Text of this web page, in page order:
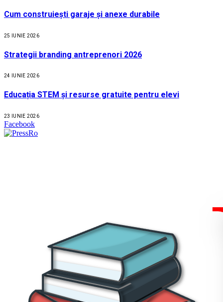
Cum construiești garaje și anexe durabile
25 IUNIE 2026
Strategii branding antreprenori 2026
24 IUNIE 2026
Educația STEM și resurse gratuite pentru elevi
23 IUNIE 2026
Facebook